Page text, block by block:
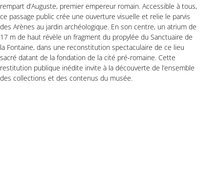
rempart d’Auguste, premier empereur romain. Accessible à tous,
ce passage public crée une ouverture visuelle et relie le parvis
des Arènes au jardin archéologique. En son centre, un atrium de
17 m de haut révèle un fragment du propylée du Sanctuaire de
la Fontaine, dans une reconstitution spectaculaire de ce lieu
sacré datant de la fondation de la cité pré-romaine. Cette
restitution publique inédite invite à la découverte de l’ensemble
des collections et des contenus du musée.